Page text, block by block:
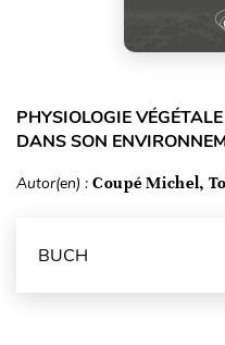
PHYSIOLOGIE
DANS SON
Autor(en) : Coupé Michel,
BUCH